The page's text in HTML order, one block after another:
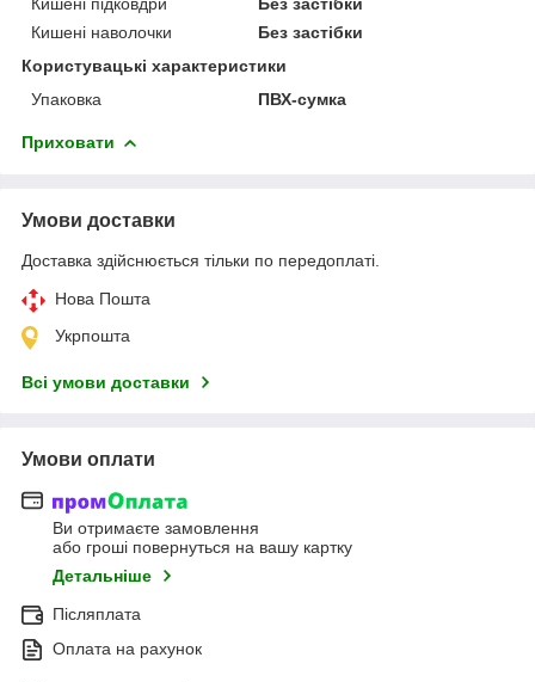
Кишені наволочки
Без застібки
Користувацькі характеристики
Упаковка
ПВХ-сумка
Приховати
Умови доставки
Доставка здійснюється тільки по передоплаті.
Нова Пошта
Укрпошта
Всі умови доставки
Умови оплати
Ви отримаєте замовлення
або гроші повернуться на вашу картку
Детальніше
Післяплата
Оплата на рахунок